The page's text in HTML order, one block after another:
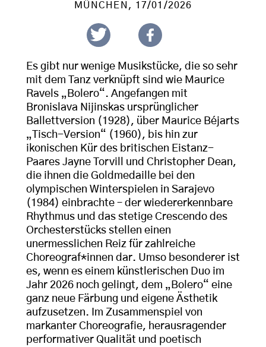
MÜNCHEN , 17/01/2026
Es gibt nur wenige Musikstücke, die so sehr
mit dem Tanz verknüpft sind wie Maurice
Ravels „Bolero“. Angefangen mit
Bronislava Nijinskas ursprünglicher
Ballettversion (1928), über Maurice Béjarts
„Tisch-Version“ (1960), bis hin zur
ikonischen Kür des britischen Eistanz-
Paares Jayne Torvill und Christopher Dean,
die ihnen die Goldmedaille bei den
olympischen Winterspielen in Sarajevo
(1984) einbrachte – der wiedererkennbare
Rhythmus und das stetige Crescendo des
Orchesterstücks stellen einen
unermesslichen Reiz für zahlreiche
Choreograf*innen dar. Umso besonderer ist
es, wenn es einem künstlerischen Duo im
Jahr 2026 noch gelingt, dem „Bolero“ eine
ganz neue Färbung und eigene Ästhetik
aufzusetzen. Im Zusammenspiel von
markanter Choreografie, herausragender
performativer Qualität und poetisch